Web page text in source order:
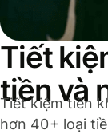
Tiết
tiền và
Tiết kiệm tiền
hơn 40+ loại